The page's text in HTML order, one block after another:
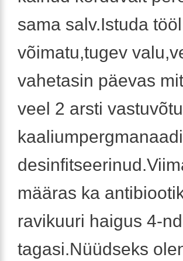
sama salv.Istuda
võimatu,tugev
vahetasin päevas
veel 2 arsti
määras ka
ravikuuri haigus 4-
tagasi.Nüüdseks